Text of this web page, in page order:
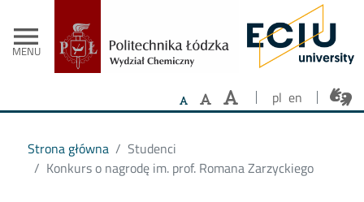
menu
MENU
- Strona główna
pl en
Strona główna
Studenci
Konkurs o nagrodę im. prof. Romana Zarzyckiego